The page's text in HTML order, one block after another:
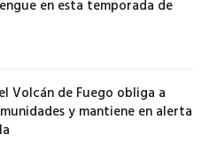
en esta temporada de
Volcán de Fuego obliga a
y mantiene en alerta